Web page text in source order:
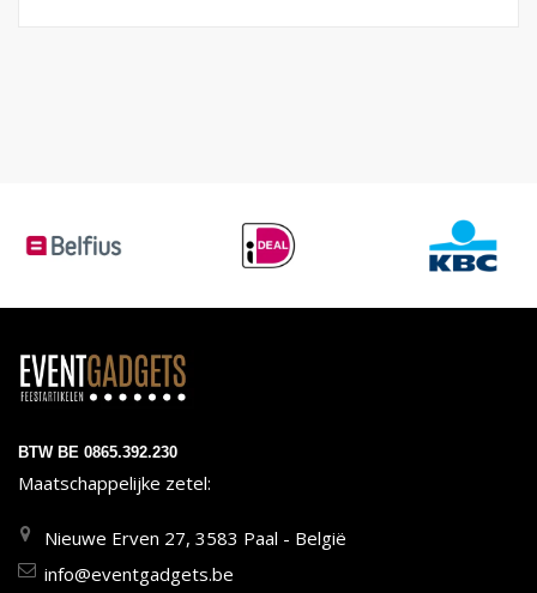
BTW BE 0865.392.230
Maatschappelijke zetel:
Nieuwe Erven 27, 3583 Paal - België
info@eventgadgets.be